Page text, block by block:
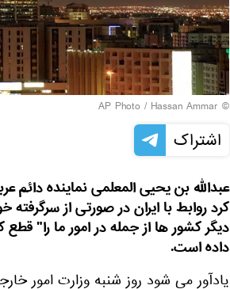
© AP Photo / Hassan Ammar
اشتراک
عبدالله بن یحیى المعلمی نماینده
کرد روابط با ایران در صورتی از
دیگر کشور ها از جمله در امور ما را"
داده است.